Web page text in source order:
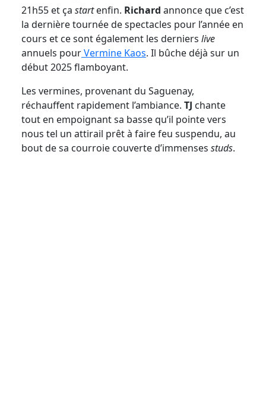
21h55 et ça startenfin. Richard annonce que c’est
la dernière tournée de spectacles pour l’année en
cours et ce sont également les derniers live
annuels pourVermine Kaos. Il bûche déjà sur un
début 2025 flamboyant.
Les vermines, provenant du Saguenay,
réchauffent rapidement l’ambiance. TJ chante
tout en empoignant sa basse qu’il pointe vers
nous tel un attirail prêt à faire feu suspendu, au
bout de sa courroie couverte d’immenses studs.